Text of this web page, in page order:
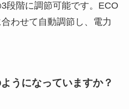
段階に調節可能です。ECO
わせて自動調節し、電力
うになっていますか？